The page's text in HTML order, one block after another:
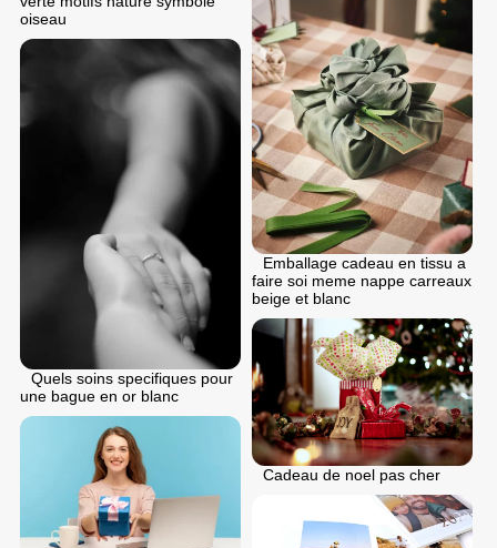
oiseau
Emballage cadeau en tissu a
faire soi meme nappe carreaux
beige et blanc
Quels soins specifiques pour
une bague en or blanc
Cadeau de noel pas cher